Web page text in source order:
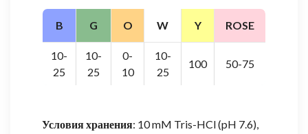
B G O W Y ROSE
10-
25
10-
25
0-
10
10-
25
100 50-75
Условия хранения: 10 mM Tris-HCl (pH 7.6),